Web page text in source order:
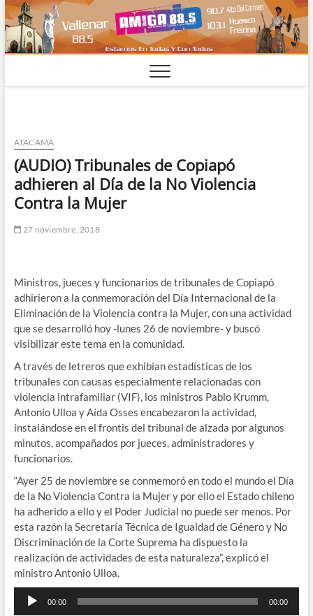
Saltar
al
contenido
ATACAMA
(AUDIO) Tribunales de Copiapó
adhieren al Día de la No Violencia
Contra la Mujer
27 noviembre, 2018
Ministros, jueces y funcionarios de tribunales de Copiapó
adhirieron a la conmemoración del Día Internacional de la
Eliminación de la Violencia contra la Mujer, con una actividad
que se desarrolló hoy -lunes 26 de noviembre- y buscó
visibilizar este tema en la comunidad.
A través de letreros que exhibían estadísticas de los
tribunales con causas especialmente relacionadas con
violencia intrafamiliar (VIF), los ministros Pablo Krumm,
Antonio Ulloa y Aída Osses encabezaron la actividad,
instalándose en el frontis del tribunal de alzada por algunos
minutos, acompañados por jueces, administradores y
funcionarios.
“Ayer 25 de noviembre se conmemoró en todo el mundo el Día
de la No Violencia Contra la Mujer y por ello el Estado chileno
ha adherido a ello y el Poder Judicial no puede ser menos. Por
esta razón la Secretaría Técnica de Igualdad de Género y No
Discriminación de la Corte Suprema ha dispuesto la
realización de actividades de esta naturaleza”, explicó el
ministro Antonio Ulloa.
Reproductor
00:00 00:00